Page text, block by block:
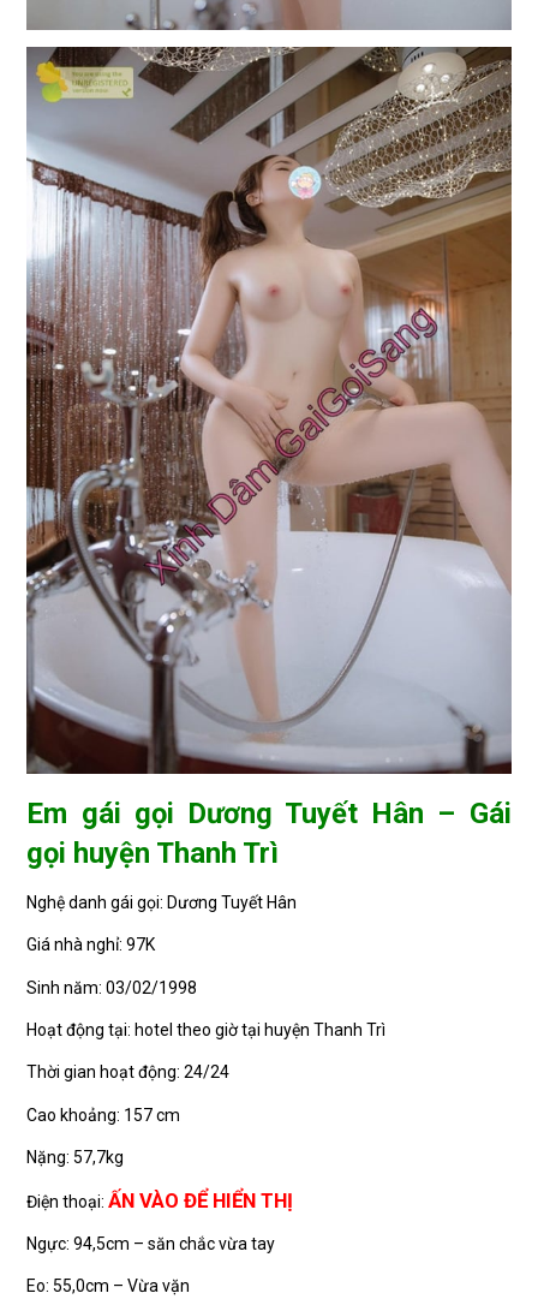
Em gái gọi Dương Tuyết Hân – Gái
gọi huyện Thanh Trì
Nghệ danh gái gọi: Dương Tuyết Hân
Giá nhà nghỉ: 97K
Sinh năm: 03/02/1998
Hoạt động tại: hotel theo giờ tại huyện Thanh Trì
Thời gian hoạt động: 24/24
Cao khoảng: 157 cm
Nặng: 57,7kg
Điện thoại:ẤN VÀO ĐỂ HIỂN THỊ
Ngực: 94,5cm – săn chắc vừa tay
Eo: 55,0cm – Vừa vặn